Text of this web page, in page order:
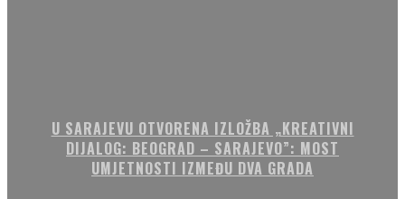
U SARAJEVU OTVORENA IZLOŽBA „KREATIVNI
DIJALOG: BEOGRAD – SARAJEVO”: MOST
UMJETNOSTI IZMEĐU DVA GRADA